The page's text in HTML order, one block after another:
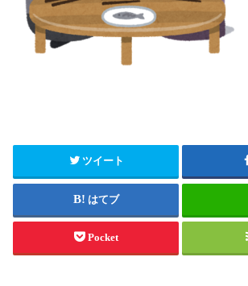
ツイート
はてブ
Pocket